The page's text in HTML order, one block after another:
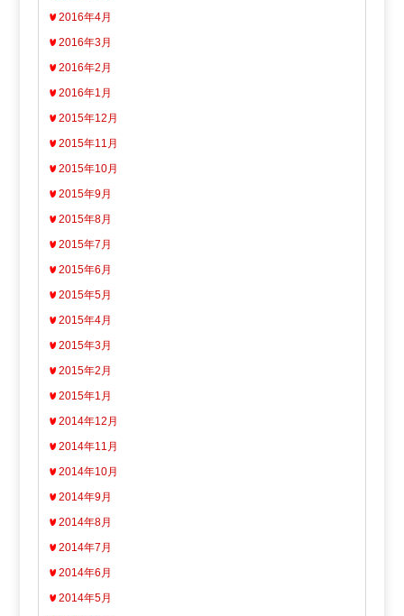
2016年4月
2016年3月
2016年2月
2016年1月
2015年12月
2015年11月
2015年10月
2015年9月
2015年8月
2015年7月
2015年6月
2015年5月
2015年4月
2015年3月
2015年2月
2015年1月
2014年12月
2014年11月
2014年10月
2014年9月
2014年8月
2014年7月
2014年6月
2014年5月